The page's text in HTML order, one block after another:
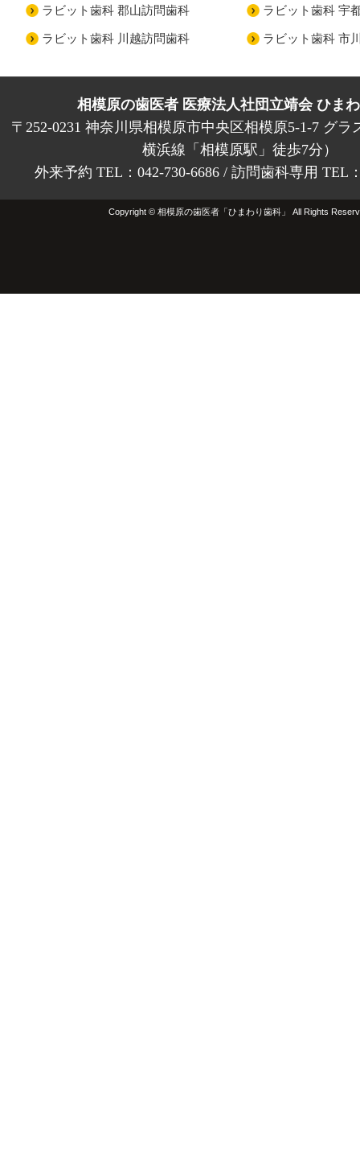
ラビット歯科 郡山訪問歯科 ラビット歯科 宇
ラビット歯科 川越訪問歯科 ラビット歯科 市
相模原の歯医者 医療法人社団立靖会 ひま
〒252-0231 神奈川県相模原市中央区相模原5-1-7 グラ
横浜線「相模原駅」徒歩7分）
外来予約 TEL：042-730-6686 / 訪問歯科専用 TEL
Copyright © 相模原の歯医者「ひまわり歯科」 All Rights